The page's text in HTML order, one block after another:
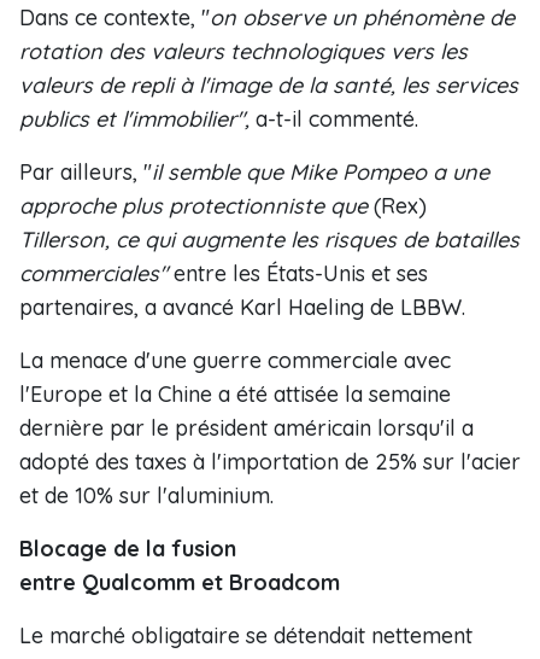
Dans ce contexte, "on observe un phénomène de
rotation des valeurs technologiques vers les
valeurs de repli à l'image de la santé, les services
publics et l'immobilier", a-t-il commenté.
Par ailleurs, "il semble que Mike Pompeo a une
approche plus protectionniste que(Rex)
Tillerson, ce qui augmente les risques de batailles
commerciales"entre les États-Unis et ses
partenaires, a avancé Karl Haeling de LBBW.
La menace d'une guerre commerciale avec
l'Europe et la Chine a été attisée la semaine
dernière par le président américain lorsqu'il a
adopté des taxes à l'importation de 25% sur l'acier
et de 10% sur l'aluminium.
Blocage de la fusion
entre Qualcomm et Broadcom
Le marché obligataire se détendait nettement